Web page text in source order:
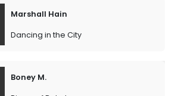
Marshall Hain
Dancing in the City
Boney M.